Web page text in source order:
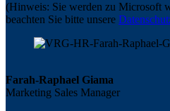
(Hinweis: Sie werden zu Microsoft
beachten Sie bitte unsere
Farah-Raphael Giama
Marketing Sales Manager